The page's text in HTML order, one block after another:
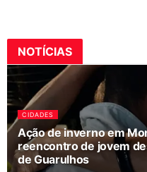
NOTÍCIAS
CIDADES
Ação de inverno em
reencontro de jovem
de Guarulhos